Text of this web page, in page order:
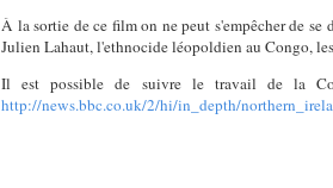
À la sortie de ce film on ne peut s'empêcher de
Julien Lahaut, l'ethnocide léopoldien au Congo,
Il est possible de suivre le travail de la
http://news.bbc.co.uk/2/hi/in_depth/